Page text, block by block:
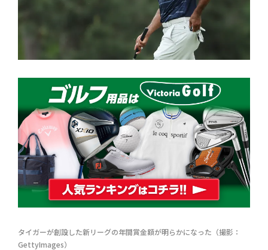
タイガーが創設した新リーグの年間賞金額が明らかになった（撮影：
GettyImages）